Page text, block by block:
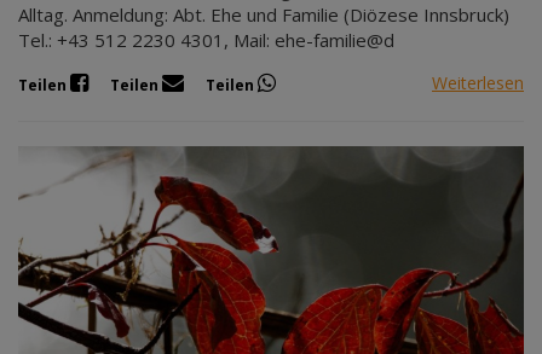
Alltag. Anmeldung: Abt. Ehe und Familie (Diözese Innsbruck)
Tel.: +43 512 2230 4301, Mail: ehe-familie@d
Teilen Teilen Teilen Weiterlesen